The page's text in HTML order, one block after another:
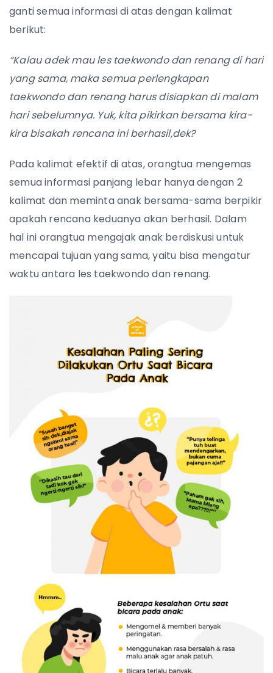
ganti semua informasi di atas dengan kalimat
berikut:
“Kalau adek mau les taekwondo dan renang di hari
yang sama, maka semua perlengkapan
taekwondo dan renang harus disiapkan di malam
hari sebelumnya. Yuk, kita pikirkan bersama kira-
kira bisakah rencana ini berhasil,dek?
Pada kalimat efektif di atas, orangtua mengemas
semua informasi panjang lebar hanya dengan 2
kalimat dan meminta anak bersama-sama berpikir
apakah rencana keduanya akan berhasil. Dalam
hal ini orangtua mengajak anak berdiskusi untuk
mencapai tujuan yang sama, yaitu bisa mengatur
waktu antara les taekwondo dan renang.